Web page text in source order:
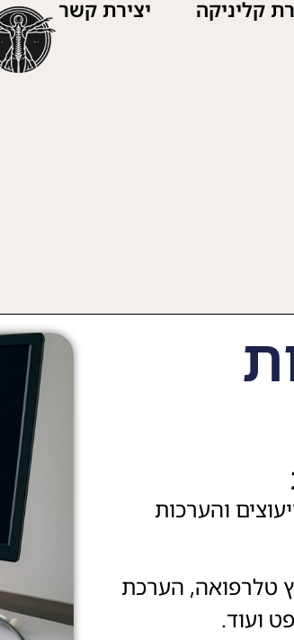
קליניקה יצירת קשר
והערכות
טלרפואה, הערכת
ועוד.